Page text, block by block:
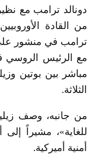
دونالد ترامب مع
من القادة
ترامب في منشور
مع الرئيس الروسي
مباشر بين بوتين
الثلاثة.
من جانبه، وصف
للغاية»، مشيراً إلى
أمنية أميركية.